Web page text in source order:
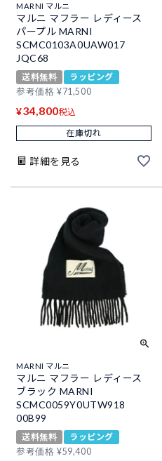
MARNI マルニ
マルニ マフラー レディース
パープル MARNI
SCMC0103A0UAW017
JQC68
送料無料
ラッピング
参考価格 ¥71,500
¥34,800税込
在庫切れ
詳細を見る
MARNI マルニ
マルニ マフラー レディース
ブラック MARNI
SCMC0059Y0UTW918
00B99
送料無料
ラッピング
参考価格 ¥59,400